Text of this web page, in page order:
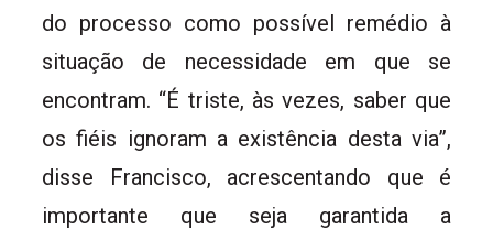
do processo como possível remédio à
situação de necessidade em que se
encontram. “É triste, às vezes, saber que
os fiéis ignoram a existência desta via”,
disse Francisco, acrescentando que é
importante que seja garantida a